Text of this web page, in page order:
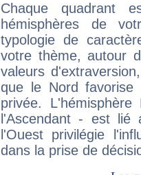
Chaque quadrant
hémisphères de
typologie de
votre thème, autour
valeurs
que le Nord favorise
privée.
l'Ascendant - est
l'Ouest privilégie
dans la prise de